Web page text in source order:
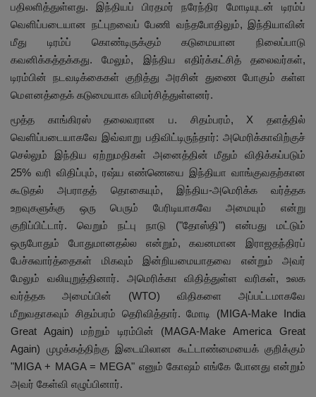
பதிலளித்துள்ளது. இந்தியப் பிரதமர் நரேந்திர மோடியுடன் டிரம்ப்
வெளிப்படையான நட்புறவைப் பேணி வந்தபோதிலும், இந்தியாவின்
மீது டிரம்ப் கொண்டிருக்கும் கடுமையான நிலைப்பாடு
கவனிக்கத்தக்கது. மேலும், இந்திய எதிர்க்கட்சித் தலைவர்கள்,
டிரம்பின் நடவடிக்கைகள் குறித்து அரசின் துணை போகும் கள்ள
மௌனத்தைக் கடுமையாக விமர்சித்துள்ளனர்.
மூத்த காங்கிரஸ் தலைவரான ப. சிதம்பரம், X தளத்தில்
வெளிப்படையாகவே இவ்வாறு பதிவிட்டிருந்தார்: அமெரிக்காவிற்குச்
செல்லும் இந்திய ஏற்றுமதிகள் அனைத்தின் மீதும் விதிக்கப்படும்
25% வரி விதிப்பும், ரஷ்ய எண்ணெயை இந்தியா வாங்குவதற்கான
கூடுதல் அபராதத் தொகையும், இந்திய-அமெரிக்க வர்த்தக
உறவுகளுக்கு ஒரு பெரும் பேரிடியாகவே அமையும் என்று
குறிப்பிட்டார். வெறும் நட்பு நாடு ("தோஸ்தி") என்பது மட்டும்
ஒருபோதும் போதுமானதல்ல என்றும், கவனமான இராஜதந்திரப்
பேச்சுவார்த்தைகள் மிகவும் இன்றியமையாதவை என்றும் அவர்
மேலும் வலியுறுத்தினார். அமெரிக்கா விதித்துள்ள வரிகள், உலக
வர்த்தக அமைப்பின் (WTO) விதிகளை அப்பட்டமாகவே
மீறுவதாகவும் சிதம்பரம் தெரிவித்தார். மோடி (MIGA-Make India
Great Again) மற்றும் டிரம்பின் (MAGA-Make America Great
Again) முழக்கத்திற்கு இடையிலான கூட்டாண்மையைக் குறிக்கும்
"MIGA + MAGA = MEGA" எனும் கோஷம் எங்கே போனது என்றும்
அவர் கேள்வி எழுப்பினார்.